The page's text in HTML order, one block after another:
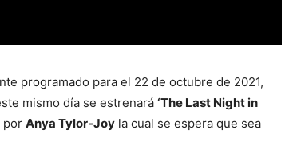
programado para el 22 de octubre de 2021,
mismo día se estrenará ‘The Last Night in
por Anya Tylor-Joy la cual se espera que sea